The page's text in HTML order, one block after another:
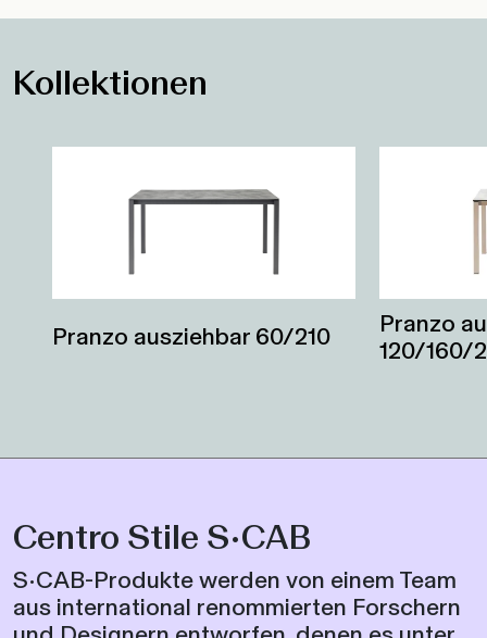
Kollektionen
Pranzo ausziehbar 60/210
Pranzo
120/160/
Centro Stile S•CAB
S•CAB-Produkte werden von einem Team
aus international renommierten Forschern